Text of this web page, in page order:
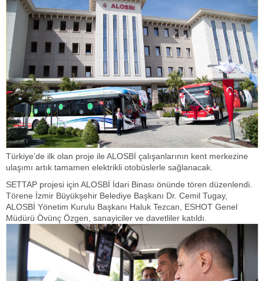
Türkiye’de ilk olan proje ile ALOSBİ çalışanlarının kent merkezine
ulaşımı artık tamamen elektrikli otobüslerle sağlanacak.
SETTAP projesi için ALOSBİ İdari Binası önünde tören düzenlendi.
Törene İzmir Büyükşehir Belediye Başkanı Dr. Cemil Tugay,
ALOSBİ Yönetim Kurulu Başkanı Haluk Tezcan, ESHOT Genel
Müdürü Övünç Özgen, sanayiciler ve davetliler katıldı.